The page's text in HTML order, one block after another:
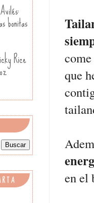
que
en
bonitas
Rice